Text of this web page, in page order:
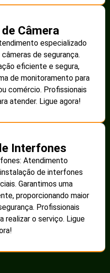
Câmera
especializado
de segurança.
eficiente e segura,
de monitoramento para
comércio. Profissionais
atender. Ligue agora!
Interfones
Atendimento
de interfones
Garantimos uma
proporcionando maior
Profissionais
realizar o serviço. Ligue